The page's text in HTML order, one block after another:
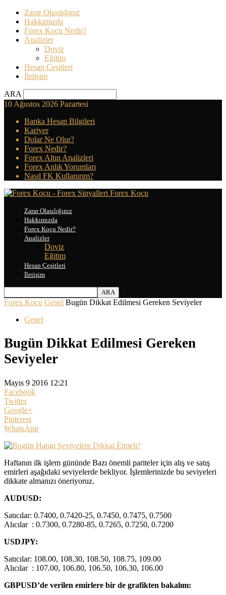
Zarar Olasılığınız
Hakkımızda
Forex Koçu Nedir?
Analizler
Doviz
Eğitim
Hesap Çeşitleri
İletişim
ARA
10 Ağustos 2026 Pazartesi
Banka Hesap Bilgileri
Kariyer
Dolar Ne Olur?
Forex Nedir?
Forex Altın Analizleri
Forex Anlık Yorumları
Nasıl FK Kullanırım?
Forex Koçu
Zarar Olasılığınız
Hakkımızda
Forex Koçu Nedir?
Analizler
Doviz
Eğitim
Hesap Çeşitleri
İletişim
Forex Koçu Genel Bugün Dikkat Edilmesi Gereken Seviyeler
Genel
Bugün Dikkat Edilmesi Gereken
Seviyeler
Mayıs 9 2016 12:21
Facebook
Twitter
Google+
Pinterest
WhatsApp
Haftanın ilk işlem gününde Bazı önemli pariteler için alış ve satış
emirleri aşağıdaki seviyelerde bekliyor. İşlemlerinizde bu seviyeleri
dikkate almanızı öneriyoruz.
AUDUSD:
Satıcılar: 0.7400, 0.7420-25, 0.7450, 0.7475, 0.7500
Alıcılar : 0.7300, 0.7280-85, 0.7265, 0.7250, 0.7200
USDJPY:
Satıcılar: 108.00, 108.30, 108.50, 108.75, 109.00
Alıcılar : 107.00, 106.80, 106.50, 106.30, 106.00
GBPUSD’de verilen emirlere bir de grafikten bakalım: